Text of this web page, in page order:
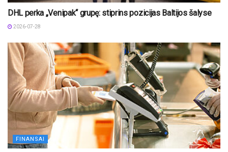
DHL perka „Venipak“ grupę: stiprins pozicijas Baltijos šalyse
2026-07-28
FINANSAI